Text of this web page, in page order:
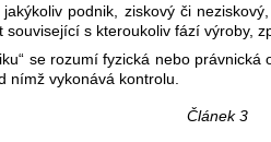
jakýkoliv podnik, ziskový či
související s kteroukoliv fází výroby,
se rozumí fyzická nebo
nímž vykonává kontrolu.
Článek 3